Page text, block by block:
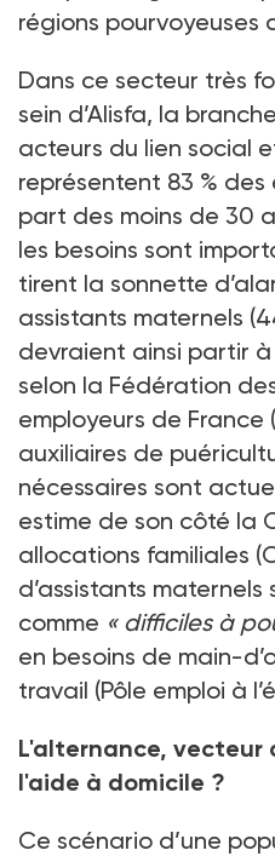
régions pourvoyeuses
Dans ce secteur très
sein d’Alisfa, la
acteurs du lien social
représentent 83 %
part des moins de 30
les besoins sont
tirent la sonnette
assistants maternels
devraient ainsi partir
selon la Fédération
employeurs de France
auxiliaires de
nécessaires sont
estime de son côté la
allocations familiales
d’assistants
comme « difficiles à
en besoins de main-
travail (Pôle emploi à
L'alternance, vecteur
l'aide à domicile ?
Ce scénario d’une